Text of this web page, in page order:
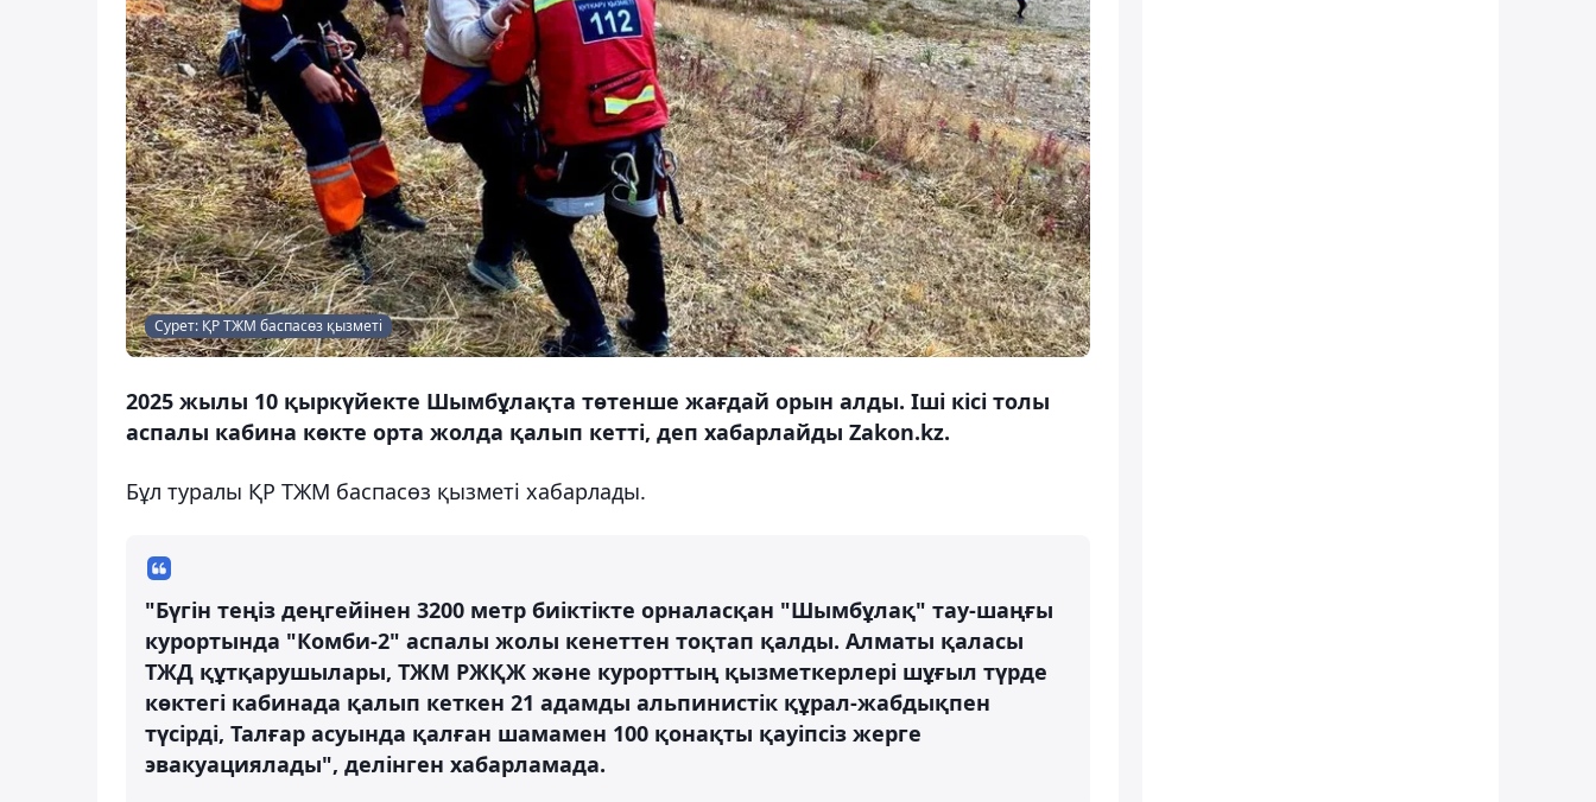
Сурет: ҚР ТЖМ баспасөз қызметі
2025 жылы 10 қыркүйекте Шымбұлақта төтенше жағдай орын алды. Іші кісі толы
аспалы кабина көкте орта жолда қалып кетті, деп хабарлайды Zakon.kz.
Бұл туралы ҚР ТЖМ баспасөз қызметі хабарлады.
"Бүгін теңіз деңгейінен 3200 метр биіктікте орналасқан "Шымбұлақ" тау-шаңғы
курортында "Комби-2" аспалы жолы кенеттен тоқтап қалды. Алматы қаласы
ТЖД құтқарушылары, ТЖМ РЖҚЖ және курорттың қызметкерлері шұғыл түрде
көктегі кабинада қалып кеткен 21 адамды альпинистік құрал-жабдықпен
түсірді, Талғар асуында қалған шамамен 100 қонақты қауіпсіз жерге
эвакуациялады", делінген хабарламада.